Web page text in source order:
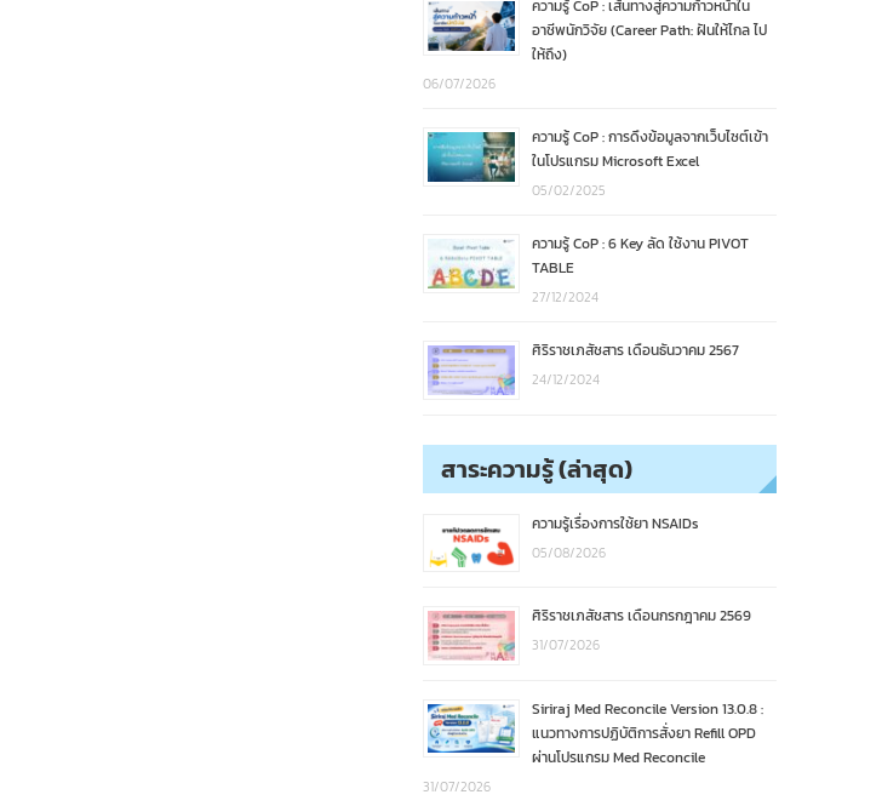
ความรู้ CoP : เส้นทางสู่ความก้าวหน้าใน
อาชีพนักวิจัย (Career Path: ฝันให้ไกล ไป
ให้ถึง)
06/07/2026
ความรู้ CoP : การดึงข้อมูลจากเว็บไซต์เข้า
ในโปรแกรม Microsoft Excel
05/02/2025
ความรู้ CoP : 6 Key ลัด ใช้งาน PIVOT
TABLE
27/12/2024
ศิริราชเภสัชสาร เดือนธันวาคม 2567
24/12/2024
สาระความรู้ (ล่าสุด)
ความรู้เรื่องการใช้ยา NSAIDs
05/08/2026
ศิริราชเภสัชสาร เดือนกรกฎาคม 2569
31/07/2026
Siriraj Med Reconcile Version 13.0.8 :
แนวทางการปฏิบัติการสั่งยา Refill OPD
ผ่านโปรแกรม Med Reconcile
31/07/2026